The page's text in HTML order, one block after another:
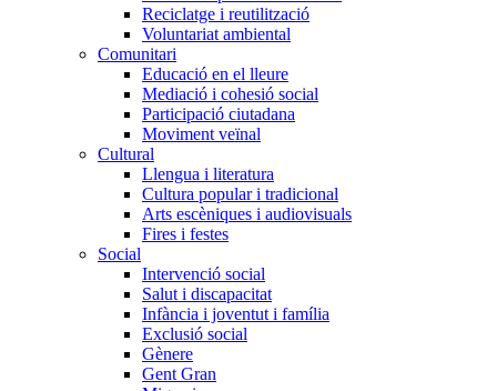
Reciclatge i reutilització
Voluntariat ambiental
Comunitari
Educació en el lleure
Mediació i cohesió social
Participació ciutadana
Moviment veïnal
Cultural
Llengua i literatura
Cultura popular i tradicional
Arts escèniques i audiovisuals
Fires i festes
Social
Intervenció social
Salut i discapacitat
Infància i joventut i família
Exclusió social
Gènere
Gent Gran